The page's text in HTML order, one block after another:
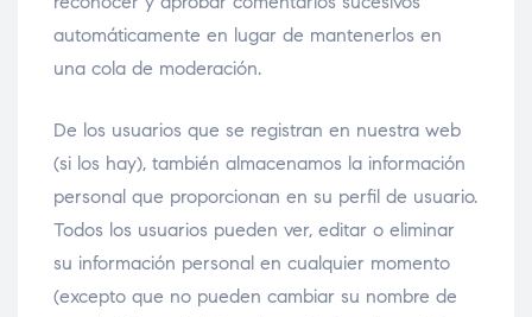
automáticamente en lugar de mantenerlos en
una cola de moderación.
De los usuarios que se registran en nuestra web
(si los hay), también almacenamos la información
personal que proporcionan en su perfil de usuario.
Todos los usuarios pueden ver, editar o eliminar
su información personal en cualquier momento
(excepto que no pueden cambiar su nombre de